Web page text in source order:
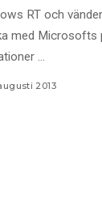
RT och
med
...
2013